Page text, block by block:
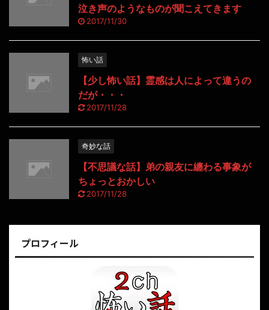
泣き声のようなものが聞こえてきます
2017/11/30
怖い話
【少し怖い話】霊感は人によって違うの
だが・・・
2017/11/28
奇妙な話
【不思議な話】弟の親友に纏わる事象が
ちょっとおかしい
2017/11/28
プロフィール